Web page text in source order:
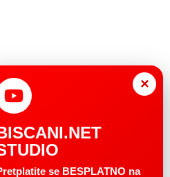
×
se BESPLATNO na